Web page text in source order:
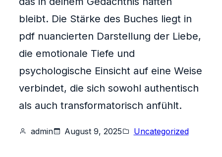
bleibt. Die Stärke des Buches liegt in
pdf nuancierten Darstellung der Liebe,
die emotionale Tiefe und
psychologische Einsicht auf eine Weise
verbindet, die sich sowohl authentisch
als auch transformatorisch anfühlt.
admin August 9, 2025 Uncategorized